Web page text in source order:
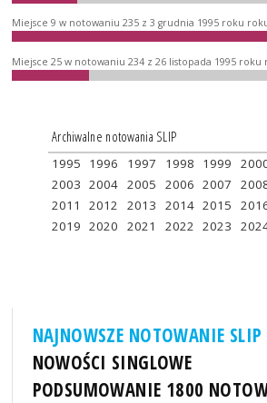
Miejsce 9 w notowaniu 235 z 3 grudnia 1995 roku
Miejsce 25 w notowaniu 234 z 26 listopada 1995 roku
Archiwalne notowania SLIP
1995 1996 1997 1998 1999
2003 2004 2005 2006 2007
2011
2012 2013 2014 2015
2019 2020 2021 2022 2023
NAJNOWSZE NOTOWANIE SLIP
NOWOŚCI SINGLOWE
PODSUMOWANIE 1800